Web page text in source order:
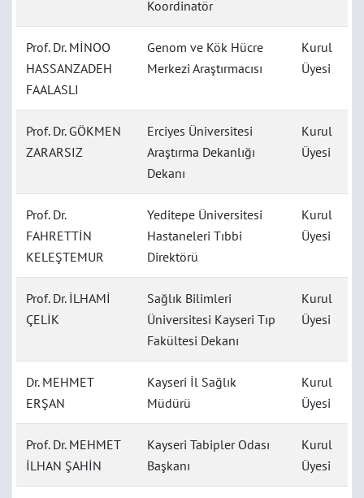
Koordinatör
Prof. Dr. MİNOO
HASSANZADEH
FAALASLI
Genom ve Kök Hücre
Merkezi Araştırmacısı
Kurul
Üyesi
Prof. Dr. GÖKMEN
ZARARSIZ
Erciyes Üniversitesi
Araştırma Dekanlığı
Dekanı
Kurul
Üyesi
Prof. Dr.
FAHRETTİN
KELEŞTEMUR
Yeditepe Üniversitesi
Hastaneleri Tıbbi
Direktörü
Kurul
Üyesi
Prof. Dr. İLHAMİ
ÇELİK
Sağlık Bilimleri
Üniversitesi Kayseri Tıp
Fakültesi Dekanı
Kurul
Üyesi
Dr. MEHMET
ERŞAN
Kayseri İl Sağlık
Müdürü
Kurul
Üyesi
Prof. Dr. MEHMET
İLHAN ŞAHİN
Kayseri Tabipler Odası
Başkanı
Kurul
Üyesi